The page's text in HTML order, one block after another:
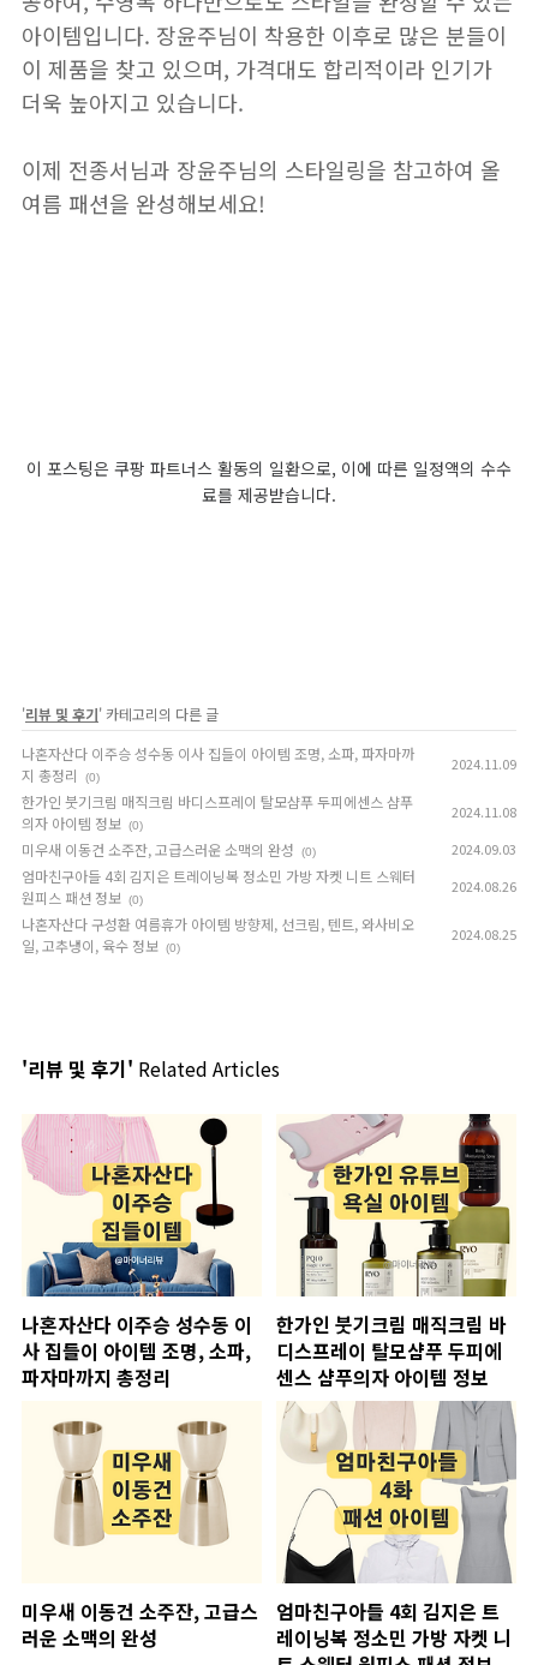
아이템입니다. 장윤주님이 착용한 이후로 많은 분들이
이 제품을 찾고 있으며, 가격대도 합리적이라 인기가
더욱 높아지고 있습니다.
이제 전종서님과 장윤주님의 스타일링을 참고하여 올
여름 패션을 완성해보세요!
이 포스팅은 쿠팡 파트너스 활동의 일환으로, 이에 따른 일정액의 수수
료를 제공받습니다.
'리뷰 및 후기' 카테고리의 다른 글
나혼자산다 이주승 성수동 이사 집들이 아이템 조명, 소파, 파자마까
지 총정리
(0)
2024.11.09
한가인 붓기크림 매직크림 바디스프레이 탈모샴푸 두피에센스 샴푸
의자 아이템 정보 (0)
2024.11.08
미우새 이동건 소주잔, 고급스러운 소맥의 완성 (0) 2024.09.03
엄마친구아들 4회 김지은 트레이닝복 정소민 가방 자켓 니트 스웨터
원피스 패션 정보 (0)
2024.08.26
나혼자산다 구성환 여름휴가 아이템 방향제, 선크림, 텐트, 와사비오
일, 고추냉이, 육수 정보 (0)
2024.08.25
'리뷰 및 후기' Related Articles
나혼자산다 이주승 성수동 이
사 집들이 아이템 조명, 소파,
파자마까지 총정리
한가인 붓기크림 매직크림 바
디스프레이 탈모샴푸 두피에
센스 샴푸의자 아이템 정보
미우새 이동건 소주잔, 고급스
러운 소맥의 완성
엄마친구아들 4회 김지은 트
레이닝복 정소민 가방 자켓 니